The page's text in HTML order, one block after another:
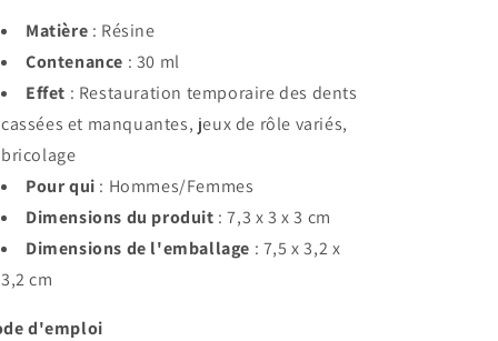
Matière : Résine
Contenance : 30 ml
Effet : Restauration temporaire des dents
cassées et manquantes, jeux de rôle variés,
bricolage
Pour qui : Hommes/Femmes
Dimensions du produit : 7,3 x 3 x 3 cm
Dimensions de l'emballage : 7,5 x 3,2 x
3,2 cm
d'emploi